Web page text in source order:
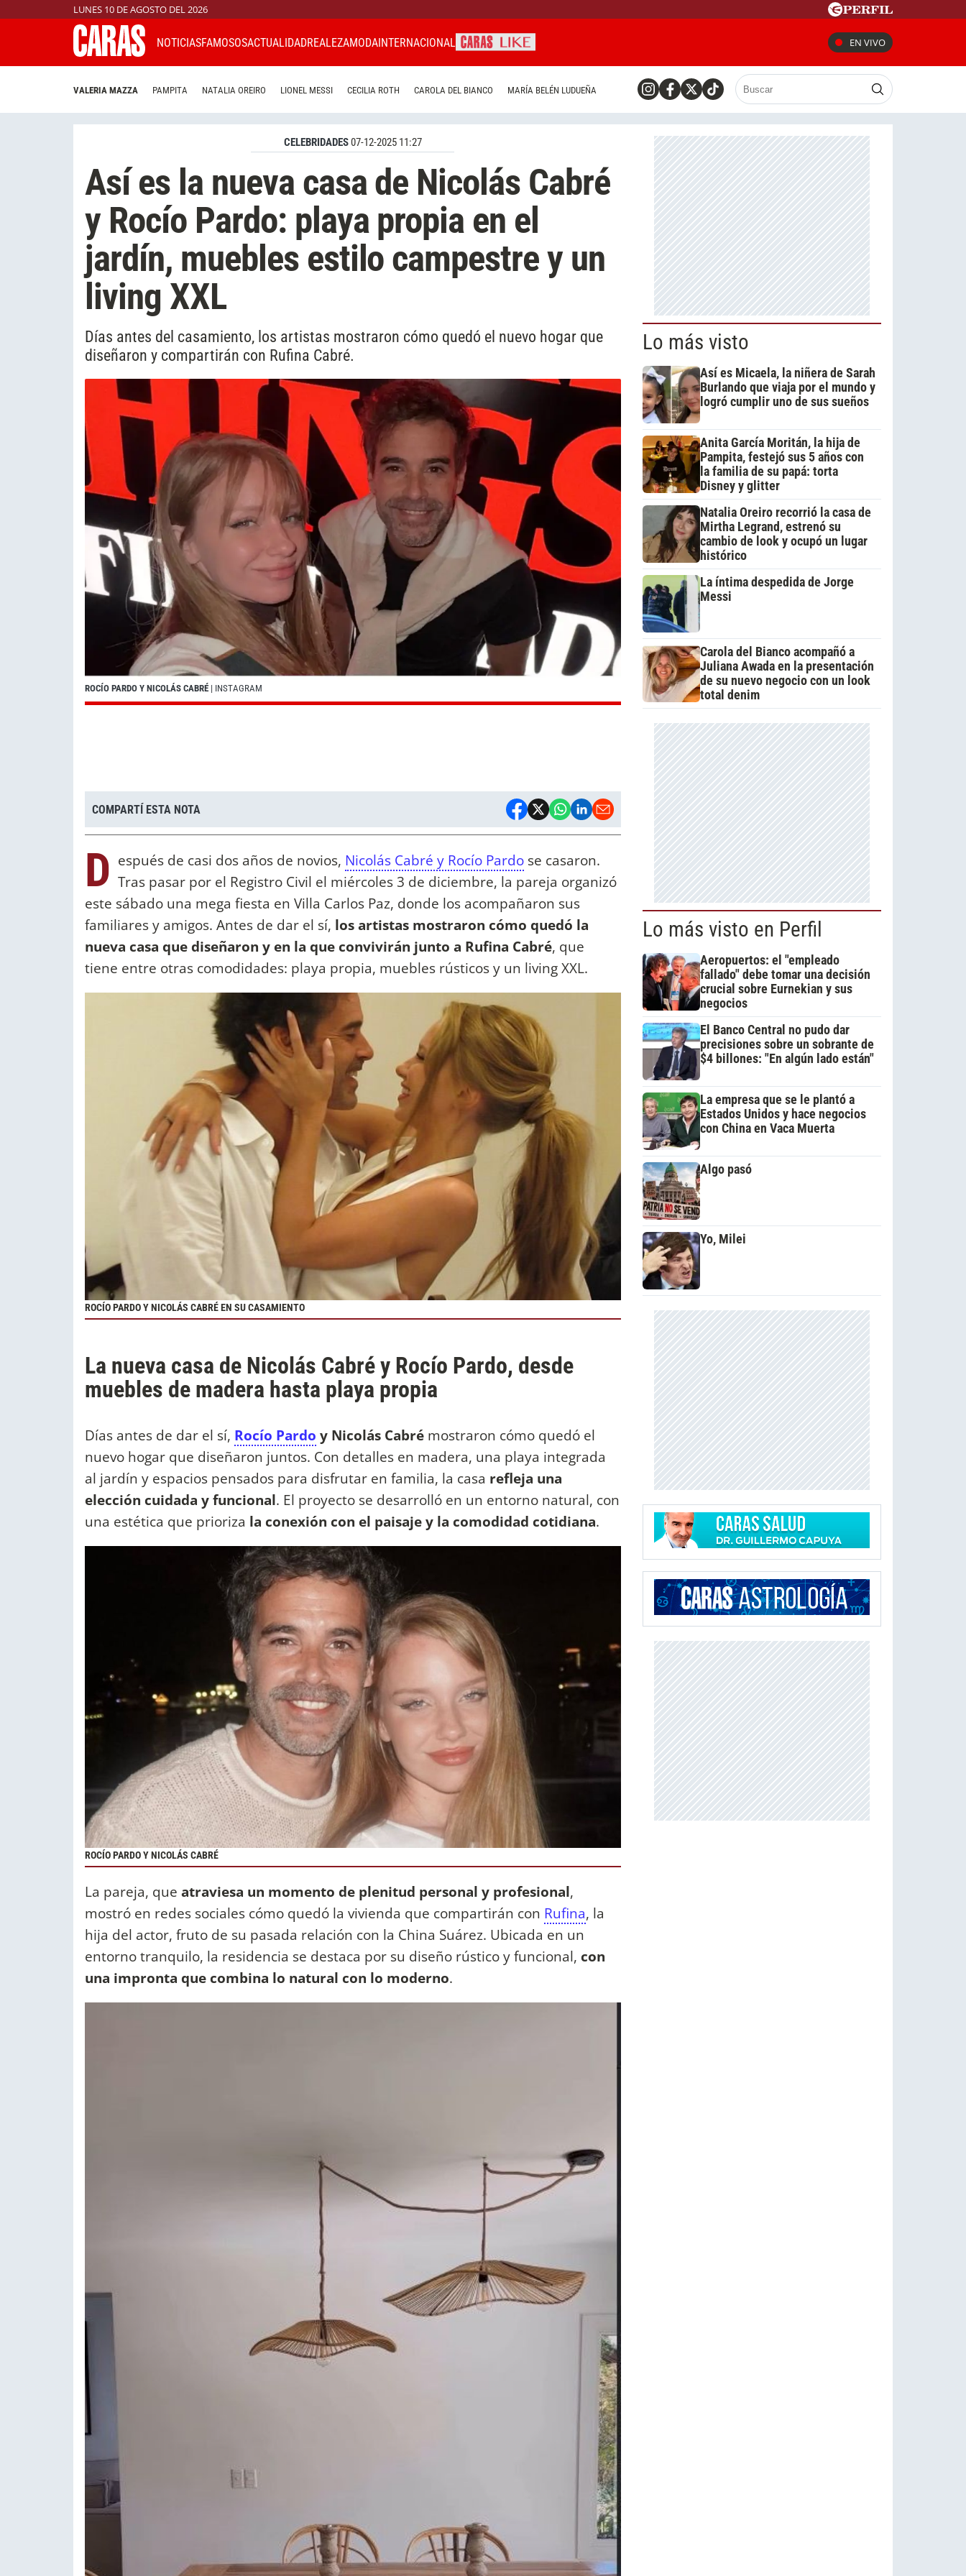
LUNES 10 DE AGOSTO DEL 2026
NOTICIASFAMOSOSACTUALIDADREALEZAMODAINTERNACIONAL EN VIVO
VALERIA MAZZA PAMPITA NATALIA OREIRO LIONEL MESSI CECILIA ROTH CAROLA DEL BIANCO MARÍA BELÉN LUDUEÑA
CELEBRIDADES07-12-2025 11:27
Así es la nueva casa de Nicolás Cabré
y Rocío Pardo: playa propia en el
jardín, muebles estilo campestre y un
living XXL
Días antes del casamiento, los artistas mostraron cómo quedó el nuevo hogar que
diseñaron y compartirán con Rufina Cabré.
ROCÍO PARDO Y NICOLÁS CABRÉ | INSTAGRAM
COMPARTÍ ESTA NOTA
D espués de casi dos años de novios, Nicolás Cabré y Rocío Pardo se casaron.
Tras pasar por el Registro Civil el miércoles 3 de diciembre, la pareja organizó
este sábado una mega fiesta en Villa Carlos Paz, donde los acompañaron sus
familiares y amigos. Antes de dar el sí, los artistas mostraron cómo quedó la
nueva casa que diseñaron y en la que convivirán junto a Rufina Cabré, que
tiene entre otras comodidades: playa propia, muebles rústicos y un living XXL.
ROCÍO PARDO Y NICOLÁS CABRÉ EN SU CASAMIENTO
La nueva casa de Nicolás Cabré y Rocío Pardo, desde
muebles de madera hasta playa propia
Días antes de dar el sí, Rocío Pardo y Nicolás Cabré mostraron cómo quedó el
nuevo hogar que diseñaron juntos. Con detalles en madera, una playa integrada
al jardín y espacios pensados para disfrutar en familia, la casa refleja una
elección cuidada y funcional. El proyecto se desarrolló en un entorno natural, con
una estética que prioriza la conexión con el paisaje y la comodidad cotidiana.
ROCÍO PARDO Y NICOLÁS CABRÉ
La pareja, que atraviesa un momento de plenitud personal y profesional,
mostró en redes sociales cómo quedó la vivienda que compartirán con Rufina, la
hija del actor, fruto de su pasada relación con la China Suárez. Ubicada en un
entorno tranquilo, la residencia se destaca por su diseño rústico y funcional, con
una impronta que combina lo natural con lo moderno.
Lo más visto
Así es Micaela, la niñera de Sarah
Burlando que viaja por el mundo y
logró cumplir uno de sus sueños
Anita García Moritán, la hija de
Pampita, festejó sus 5 años con
la familia de su papá: torta
Disney y glitter
Natalia Oreiro recorrió la casa de
Mirtha Legrand, estrenó su
cambio de look y ocupó un lugar
histórico
La íntima despedida de Jorge
Messi
Carola del Bianco acompañó a
Juliana Awada en la presentación
de su nuevo negocio con un look
total denim
Lo más visto en Perfil
Aeropuertos: el "empleado
fallado" debe tomar una decisión
crucial sobre Eurnekian y sus
negocios
El Banco Central no pudo dar
precisiones sobre un sobrante de
$4 billones: "En algún lado están"
La empresa que se le plantó a
Estados Unidos y hace negocios
con China en Vaca Muerta
Algo pasó
Yo, Milei